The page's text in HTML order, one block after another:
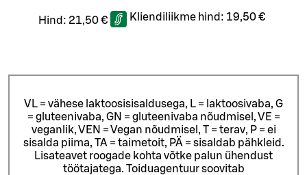
Hind: 21,50 € Kliendiliikme hind: 19,50 €
VL = vähese laktoosisisaldusega, L = laktoosivaba, G
= gluteenivaba, GN = gluteenivaba nõudmisel, VE =
veganlik, VEN = Vegan nõudmisel, T = terav, P = ei
sisalda piima, TA = taimetoit, PÄ = sisaldab pähkleid.
Lisateavet roogade kohta võtke palun ühendust
töötajatega. Toiduagentuur soovitab